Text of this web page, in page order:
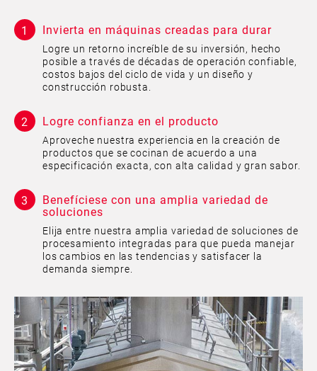
Invierta en máquinas creadas para durar
Logre un retorno increíble de su inversión, hecho
posible a través de décadas de operación confiable,
costos bajos del ciclo de vida y un diseño y
construcción robusta.
Logre confianza en el producto
Aproveche nuestra experiencia en la creación de
productos que se cocinan de acuerdo a una
especificación exacta, con alta calidad y gran sabor.
Benefíciese con una amplia variedad de
soluciones
Elija entre nuestra amplia variedad de soluciones de
procesamiento integradas para que pueda manejar
los cambios en las tendencias y satisfacer la
demanda siempre.